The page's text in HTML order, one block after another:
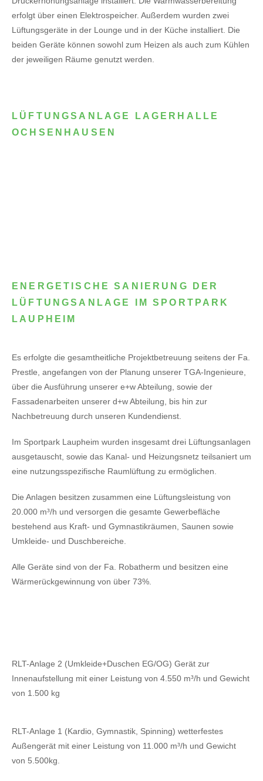
erfolgt über einen Elektrospeicher. Außerdem wurden zwei
Lüftungsgeräte in der Lounge und in der Küche installiert. Die
beiden Geräte können sowohl zum Heizen als auch zum Kühlen
der jeweiligen Räume genutzt werden.
LÜFTUNGSANLAGE LAGERHALLE
OCHSENHAUSEN
ENERGETISCHE SANIERUNG DER
LÜFTUNGSANLAGE IM SPORTPARK
LAUPHEIM
Es erfolgte die gesamtheitliche Projektbetreuung seitens der Fa.
Prestle, angefangen von der Planung unserer TGA-Ingenieure,
über die Ausführung unserer e+w Abteilung, sowie der
Fassadenarbeiten unserer d+w Abteilung, bis hin zur
Nachbetreuung durch unseren Kundendienst.
Im Sportpark Laupheim wurden insgesamt drei Lüftungsanlagen
ausgetauscht, sowie das Kanal- und Heizungsnetz teilsaniert um
eine nutzungsspezifische Raumlüftung zu ermöglichen.
Die Anlagen besitzen zusammen eine Lüftungsleistung von
20.000 m³/h und versorgen die gesamte Gewerbefläche
bestehend aus Kraft- und Gymnastikräumen, Saunen sowie
Umkleide- und Duschbereiche.
Alle Geräte sind von der Fa. Robatherm und besitzen eine
Wärmerückgewinnung von über 73%.
RLT-Anlage 2 (Umkleide+Duschen EG/OG) Gerät zur
Innenaufstellung mit einer Leistung von 4.550 m³/h und Gewicht
von 1.500 kg
RLT-Anlage 1 (Kardio, Gymnastik, Spinning) wetterfestes
Außengerät mit einer Leistung von 11.000 m³/h und Gewicht
von 5.500kg.